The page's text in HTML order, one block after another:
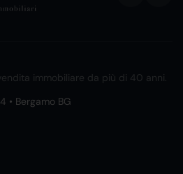
immobiliare da più di 40 anni.
• Bergamo BG